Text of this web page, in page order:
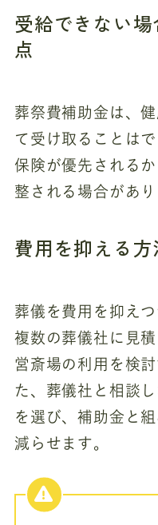
受給できない
点
葬祭費補助金は、
て受け取ることは
保険が優先される
整される場合があり
費用を抑える方
葬儀を費用を抑え
複数の葬儀社に見
営斎場の利用を検
た、葬儀社と相談
を選び、補助金と
減らせます。